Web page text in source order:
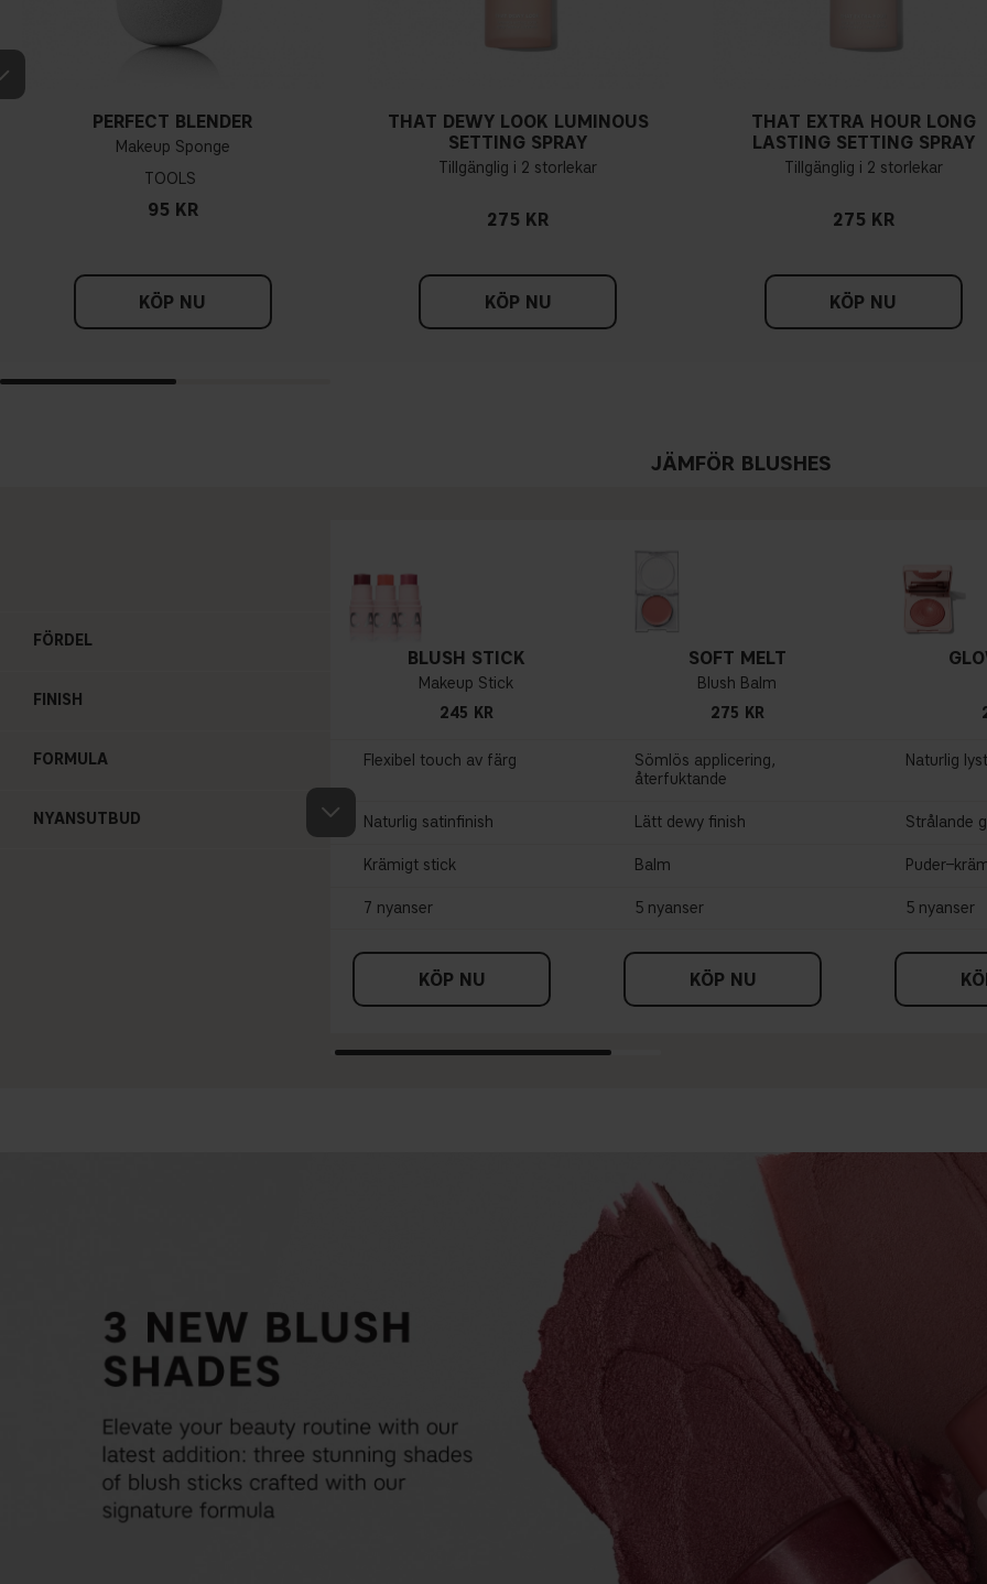
PERFECT BLENDER
Makeup Sponge
TOOLS
95 KR
KÖP NU
THAT DEWY LOOK LUMINOUS
SETTING SPRAY
Tillgänglig i 2 storlekar
275 KR
KÖP NU
THAT EXTRA HOUR LONG
LASTING SETTING SPRAY
Tillgänglig i 2 storlekar
275 KR
KÖP NU
JÄMFÖR BLUSHES
FÖRDEL
FINISH
FORMULA
NYANSUTBUD
BLUSH STICK
Makeup Stick
245 KR
Flexibel touch av färg
Naturlig satinfinish
Krämigt stick
7 nyanser
KÖP NU
SOFT MELT
Blush Balm
275 KR
Sömlös applicering,
återfuktande
Lätt dewy finish
Balm
5 nyanser
KÖP NU
Naturlig
Strålande
5 nyanser